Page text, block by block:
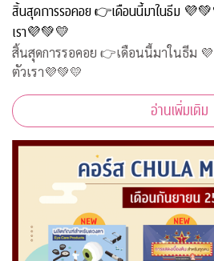
สิ้นสุดการรอคอย 👉เดือนนี้มาในธีม
เรา💜💚💛
สิ้นสุดการรอคอย 👉เดือนนี้มาในธีม
ตัวเรา💜💚💛
อ่านเพิ่มเติม